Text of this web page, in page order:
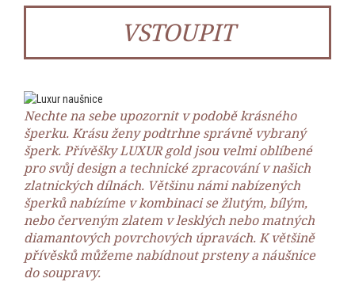
VSTOUPIT
Nechte na sebe upozornit v podobě krásného
šperku. Krásu ženy podtrhne správně vybraný
šperk. Přívěšky LUXUR gold jsou velmi oblíbené
pro svůj design a technické zpracování v našich
zlatnických dílnách. Většinu námi nabízených
šperků nabízíme v kombinaci se žlutým, bílým,
nebo červeným zlatem v lesklých nebo matných
diamantových povrchových úpravách. K většině
přívěsků můžeme nabídnout prsteny a náušnice
do soupravy.